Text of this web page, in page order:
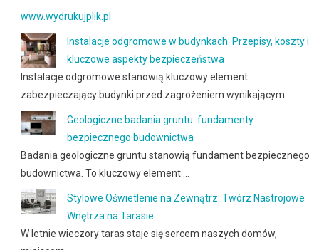
www.wydrukujplik.pl
Instalacje odgromowe w budynkach: Przepisy, koszty i
kluczowe aspekty bezpieczeństwa
Instalacje odgromowe stanowią kluczowy element
zabezpieczający budynki przed zagrożeniem wynikającym …
Geologiczne badania gruntu: fundamenty
bezpiecznego budownictwa
Badania geologiczne gruntu stanowią fundament bezpiecznego
budownictwa. To kluczowy element …
Stylowe Oświetlenie na Zewnątrz: Twórz Nastrojowe
Wnętrza na Tarasie
W letnie wieczory taras staje się sercem naszych domów,